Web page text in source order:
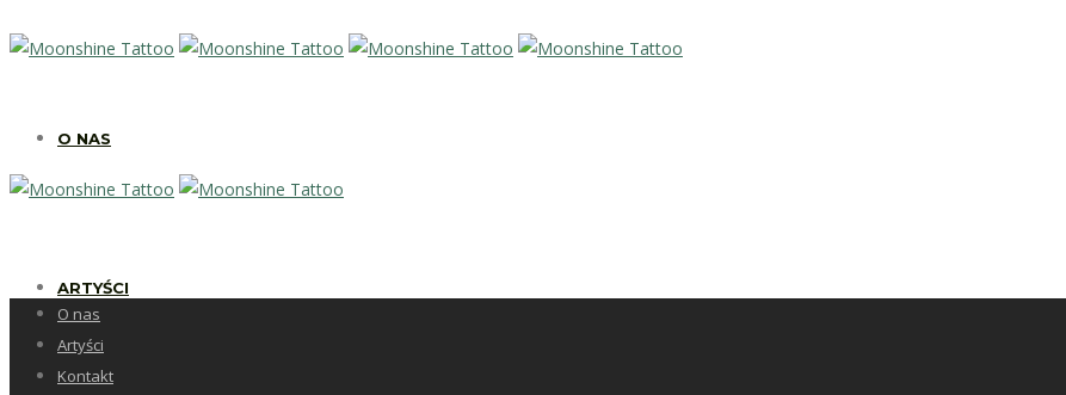
O NAS
ARTYŚCI
O nas
Artyści
Kontakt